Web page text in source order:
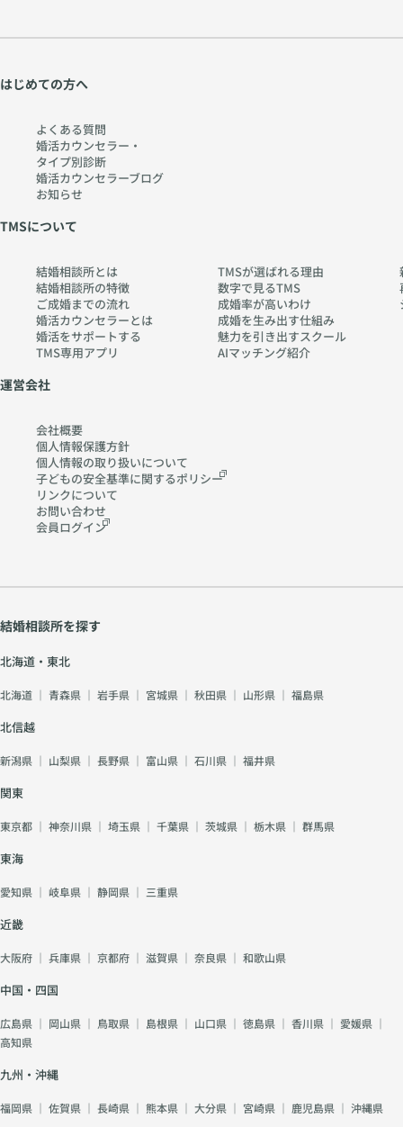
はじめての方へ
よくある質問
婚活カウンセラー・
タイプ別診断
婚活カウンセラーブログ
お知らせ
TMSについて
結婚相談所とは
結婚相談所の特徴
ご成婚までの流れ
婚活カウンセラーとは
婚活をサポートする
TMS専用アプリ
TMSが選ばれる理由
数字で見るTMS
成婚率が高いわけ
成婚を生み出す仕組み
魅力を引き出すスクール
AIマッチング紹介
運営会社
会社概要
個人情報保護方針
個人情報の取り扱いについて
子どもの安全基準に関するポリシー
リンクについて
お問い合わせ
会員ログイン
結婚相談所を探す
北海道・東北
北海道 ｜ 青森県 ｜ 岩手県 ｜ 宮城県 ｜ 秋田県 ｜ 山形県 ｜ 福島県
北信越
新潟県 ｜ 山梨県 ｜ 長野県 ｜ 富山県 ｜ 石川県 ｜ 福井県
関東
東京都 ｜ 神奈川県 ｜ 埼玉県 ｜ 千葉県 ｜ 茨城県 ｜ 栃木県 ｜ 群馬県
東海
愛知県 ｜ 岐阜県 ｜ 静岡県 ｜ 三重県
近畿
大阪府 ｜ 兵庫県 ｜ 京都府 ｜ 滋賀県 ｜ 奈良県 ｜ 和歌山県
中国・四国
広島県 ｜ 岡山県 ｜ 鳥取県 ｜ 島根県 ｜ 山口県 ｜ 徳島県 ｜ 香川県 ｜ 愛媛県 ｜
高知県
九州・沖縄
福岡県 ｜ 佐賀県 ｜ 長崎県 ｜ 熊本県 ｜ 大分県 ｜ 宮崎県 ｜ 鹿児島県 ｜ 沖縄県